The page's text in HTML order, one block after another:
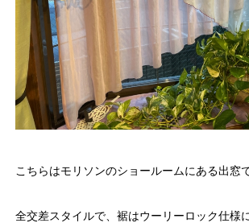
こちらはモリソンのショールームにある出窓で
全交差スタイルで、裾はウーリーロック仕様